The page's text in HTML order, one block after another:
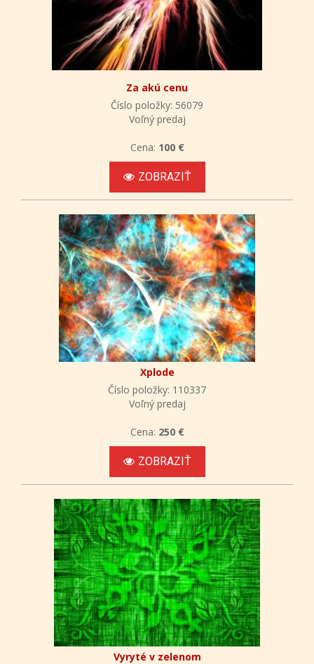
Za akú cenu
Číslo položky: 56079
Voľný predaj
Cena: 100 €
ZOBRAZIŤ
Xplode
Číslo položky: 110337
Voľný predaj
Cena: 250 €
ZOBRAZIŤ
Vyryté v zelenom